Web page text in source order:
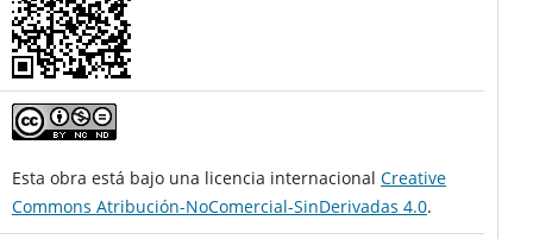
Esta obra está bajo una licencia internacional Creative
Commons Atribución-NoComercial-SinDerivadas 4.0.